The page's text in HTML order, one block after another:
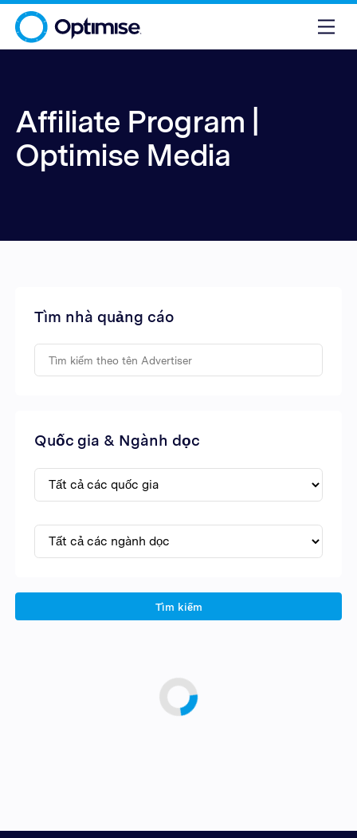
Affiliate Program |
Optimise Media
Tìm nhà quảng cáo
Quốc gia & Ngành dọc
Tìm kiếm